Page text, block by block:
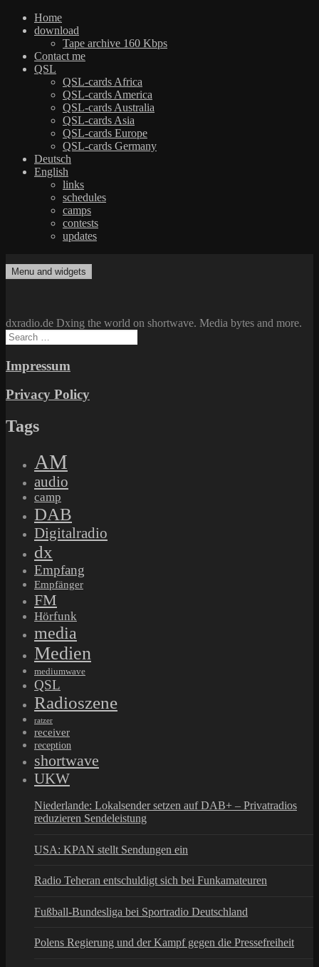
Home
download
Tape archive 160 Kbps
Contact me
QSL
QSL-cards Africa
QSL-cards America
QSL-cards Australia
QSL-cards Asia
QSL-cards Europe
QSL-cards Germany
Deutsch
English
links
schedules
camps
contests
updates
to
dxradio.de
DXing the world on shortwave
Menu and widgets
dxradio.de Dxing the world on shortwave. Media bytes and more.
Search
for:
Impressum
Privacy Policy
Tags
AM
audio
camp
DAB
Digitalradio
dx
Empfang
Empfänger
FM
Hörfunk
media
Medien
mediumwave
QSL
Radioszene
ratzer
receiver
reception
shortwave
UKW
Niederlande: Lokalsender setzen auf DAB+ – Privatradios
reduzieren Sendeleistung
USA: KPAN stellt Sendungen ein
Radio Teheran entschuldigt sich bei Funkamateuren
Fußball-Bundesliga bei Sportradio Deutschland
Polens Regierung und der Kampf gegen die Pressefreiheit